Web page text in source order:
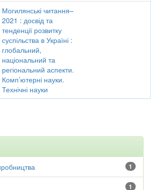
Могилянські читання–
2021 : досвід та
тенденції розвитку
суспільства в Україні :
глобальний,
національний та
регіональний аспекти.
Комп’ютерні науки.
Технічні науки
1
1